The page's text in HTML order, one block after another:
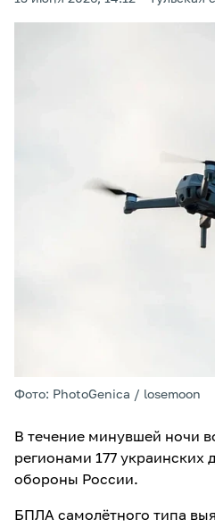
Фото: PhotoGenica / losemoon
В течение минувшей ночи
регионами 177
обороны России.
БПЛА самолётного типа